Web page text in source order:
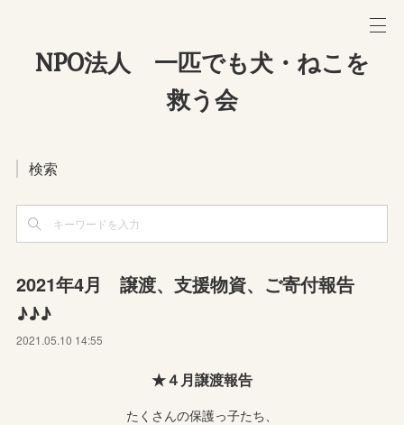
NPO法人 一匹でも犬・ねこを
救う会
検索
2021年4月 譲渡、支援物資、ご寄付報告
♪♪♪
2021.05.10 14:55
★４月譲渡報告
たくさんの保護っ子たち、